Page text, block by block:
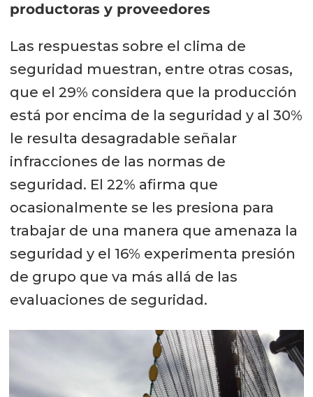
productoras y proveedores
Las respuestas sobre el clima de
seguridad muestran, entre otras cosas,
que el 29% considera que la producción
está por encima de la seguridad y al 30%
le resulta desagradable señalar
infracciones de las normas de
seguridad. El 22% afirma que
ocasionalmente se les presiona para
trabajar de una manera que amenaza la
seguridad y el 16% experimenta presión
de grupo que va más allá de las
evaluaciones de seguridad.